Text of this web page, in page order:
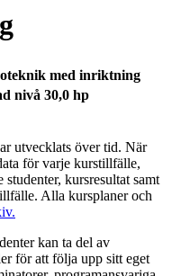
med inriktning
nivå 30,0 hp
utvecklats över tid. När
för varje kurstillfälle,
kursresultat samt
Alla kursplaner och
.
kan ta del av
för att följa upp sitt eget